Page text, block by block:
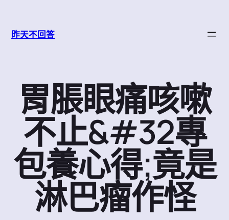
昨天不回答
胃脹眼痛咳嗽
不止&#32專
包養心得;竟是
淋巴瘤作怪